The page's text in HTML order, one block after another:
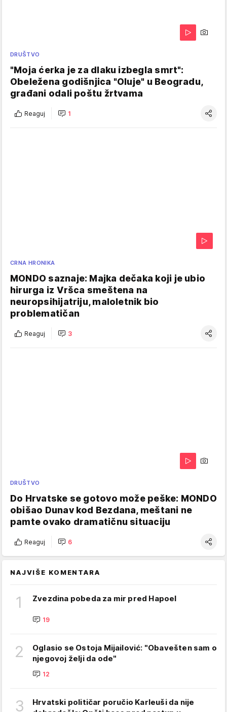
DRUŠTVO
"Moja ćerka je za dlaku izbegla smrt":
Obeležena godišnjica "Oluje" u Beogradu,
građani odali poštu žrtvama
Reaguj 1
CRNA HRONIKA
MONDO saznaje: Majka dečaka koji je ubio
hirurga iz Vršca smeštena na
neuropsihijatriju, maloletnik bio
problematičan
Reaguj 3
DRUŠTVO
Do Hrvatske se gotovo može peške: MONDO
obišao Dunav kod Bezdana, meštani ne
pamte ovako dramatičnu situaciju
Reaguj 6
NAJVIŠE KOMENTARA
1 Zvezdina pobeda za mir pred Hapoel
19
2
Oglasio se Ostoja Mijailović: "Obavešten sam o
njegovoj želji da ode"
12
3
Hrvatski političar poručio Karleuši da nije